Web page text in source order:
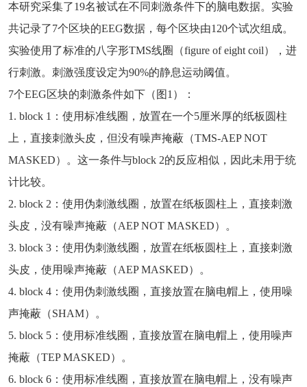
本研究采集了19名被试在不同刺激条件下的脑电数据。实验
共记录了7个区块的EEG数据，每个区块由120个试次组成。
实验使用了标准的八字形TMS线圈（figure of eight coil），进
行刺激。刺激强度设定为90%的静息运动阈值。
7个EEG区块的刺激条件如下（图1）：
1. block 1：使用标准线圈，放置在一个5厘米厚的纸板圆柱
上，直接刺激头皮，但没有噪声掩蔽（TMS-AEP NOT
MASKED）。这一条件与block 2的反应相似，因此未用于统
计比较。
2. block 2：使用伪刺激线圈，放置在纸板圆柱上，直接刺激
头皮，没有噪声掩蔽（AEP NOT MASKED）。
3. block 3：使用伪刺激线圈，放置在纸板圆柱上，直接刺激
头皮，使用噪声掩蔽（AEP MASKED）。
4. block 4：使用伪刺激线圈，直接放置在脑电帽上，使用噪
声掩蔽（SHAM）。
5. block 5：使用标准线圈，直接放置在脑电帽上，使用噪声
掩蔽（TEP MASKED）。
6. block 6：使用标准线圈，直接放置在脑电帽上，没有噪声